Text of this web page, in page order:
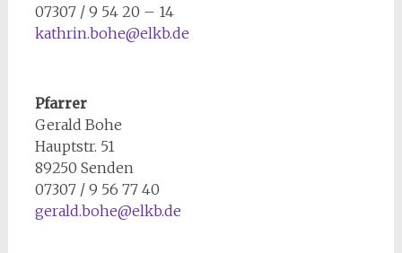
07307 / 9 54 20 – 14
kathrin.bohe@elkb.de
Pfarrer
Gerald Bohe
Hauptstr. 51
89250 Senden
07307 / 9 56 77 40
gerald.bohe@elkb.de